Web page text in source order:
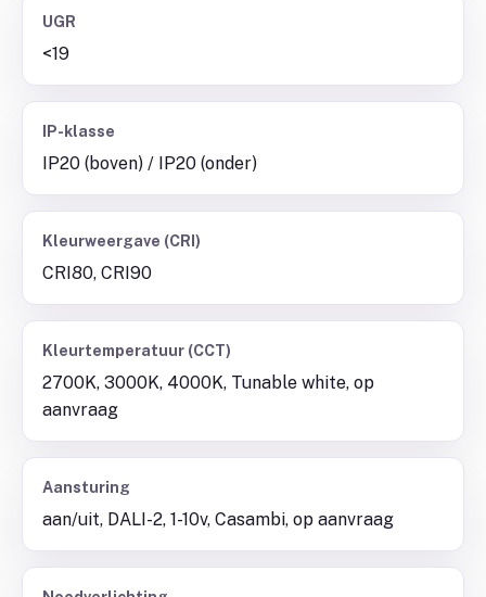
UGR
<19
IP-klasse
IP20 (boven) / IP20 (onder)
Kleurweergave (CRI)
CRI80, CRI90
Kleurtemperatuur (CCT)
2700K, 3000K, 4000K, Tunable white, op
aanvraag
Aansturing
aan/uit, DALI-2, 1-10v, Casambi, op aanvraag